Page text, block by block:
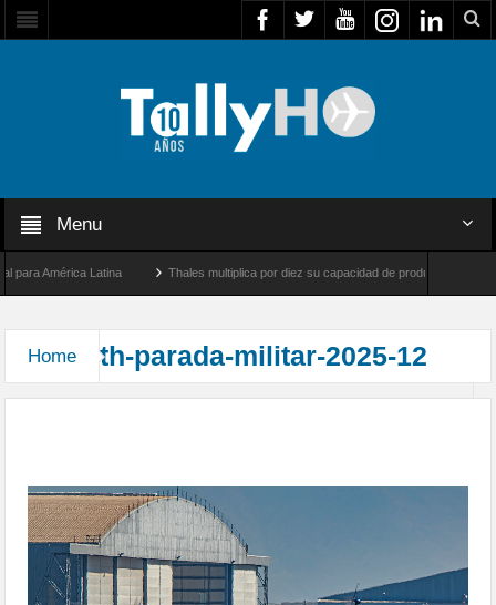
Menu
América Latina Thales multiplica por diez su capacidad de producción de
Home th-parada-militar-2025-12